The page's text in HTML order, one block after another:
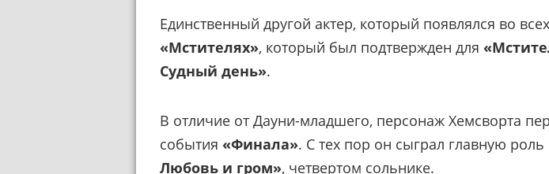
Единственный другой актер, который появлялся во всех
«Мстителях», который был подтвержден для
Судный день».
В отличие от Дауни-младшего, персонаж Хемсворта
события «Финала». С тех пор он сыграл главную роль
Любовь и гром», четвертом сольнике.